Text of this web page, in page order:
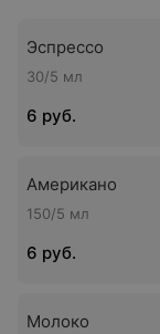
Эспрессо
30/5 мл
6 руб.
Американо
150/5 мл
6 руб.
Молоко